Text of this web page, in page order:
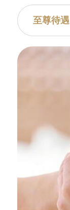
至尊待遇